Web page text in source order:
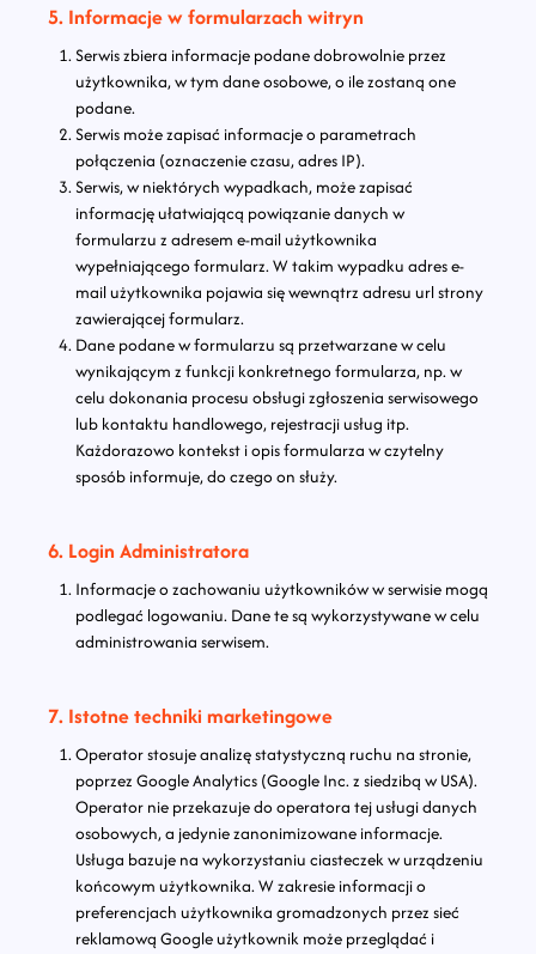
5. Informacje w formularzach witryn
Serwis zbiera informacje podane dobrowolnie przez
użytkownika, w tym dane osobowe, o ile zostaną one
podane.
Serwis może zapisać informacje o parametrach
połączenia (oznaczenie czasu, adres IP).
Serwis, w niektórych wypadkach, może zapisać
informację ułatwiającą powiązanie danych w
formularzu z adresem e-mail użytkownika
wypełniającego formularz. W takim wypadku adres e-
mail użytkownika pojawia się wewnątrz adresu url strony
zawierającej formularz.
Dane podane w formularzu są przetwarzane w celu
wynikającym z funkcji konkretnego formularza, np. w
celu dokonania procesu obsługi zgłoszenia serwisowego
lub kontaktu handlowego, rejestracji usług itp.
Każdorazowo kontekst i opis formularza w czytelny
sposób informuje, do czego on służy.
6. Login Administratora
Informacje o zachowaniu użytkowników w serwisie mogą
podlegać logowaniu. Dane te są wykorzystywane w celu
administrowania serwisem.
7. Istotne techniki marketingowe
Operator stosuje analizę statystyczną ruchu na stronie,
poprzez Google Analytics (Google Inc. z siedzibą w USA).
Operator nie przekazuje do operatora tej usługi danych
osobowych, a jedynie zanonimizowane informacje.
Usługa bazuje na wykorzystaniu ciasteczek w urządzeniu
końcowym użytkownika. W zakresie informacji o
preferencjach użytkownika gromadzonych przez sieć
reklamową Google użytkownik może przeglądać i